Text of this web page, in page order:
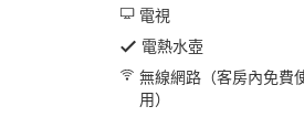
電視
電熱水壺
無線網路（客房內免費
用）